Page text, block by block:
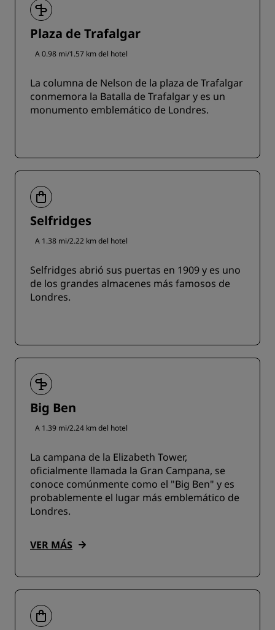
Plaza de Trafalgar
A 0.98 mi/1.57 km del hotel
La columna de Nelson de la plaza de Trafalgar
conmemora la Batalla de Trafalgar y es un
monumento emblemático de Londres.
Selfridges
A 1.38 mi/2.22 km del hotel
Selfridges abrió sus puertas en 1909 y es uno
de los grandes almacenes más famosos de
Londres.
Big Ben
A 1.39 mi/2.24 km del hotel
La campana de la Elizabeth Tower,
oficialmente llamada la Gran Campana, se
conoce comúnmente como el "Big Ben" y es
probablemente el lugar más emblemático de
Londres.
VER MÁS